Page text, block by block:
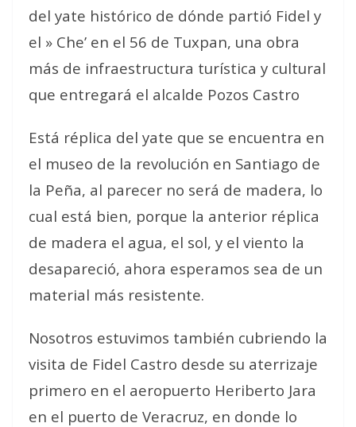
del yate histórico de dónde partió Fidel y
el » Che’ en el 56 de Tuxpan, una obra
más de infraestructura turística y cultural
que entregará el alcalde Pozos Castro
Está réplica del yate que se encuentra en
el museo de la revolución en Santiago de
la Peña, al parecer no será de madera, lo
cual está bien, porque la anterior réplica
de madera el agua, el sol, y el viento la
desapareció, ahora esperamos sea de un
material más resistente.
Nosotros estuvimos también cubriendo la
visita de Fidel Castro desde su aterrizaje
primero en el aeropuerto Heriberto Jara
en el puerto de Veracruz, en donde lo